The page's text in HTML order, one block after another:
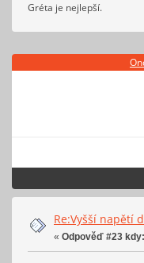
Gréta je nejlepší.
Re:Vyšší napětí
« Odpověď #23 kdy: